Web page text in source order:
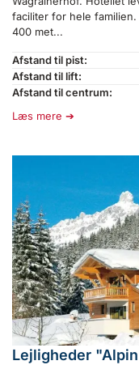
faciliter for hele
400 met...
Afstand til pist:
Afstand til lift:
Afstand til centrum:
Læs mere
Lejligheder